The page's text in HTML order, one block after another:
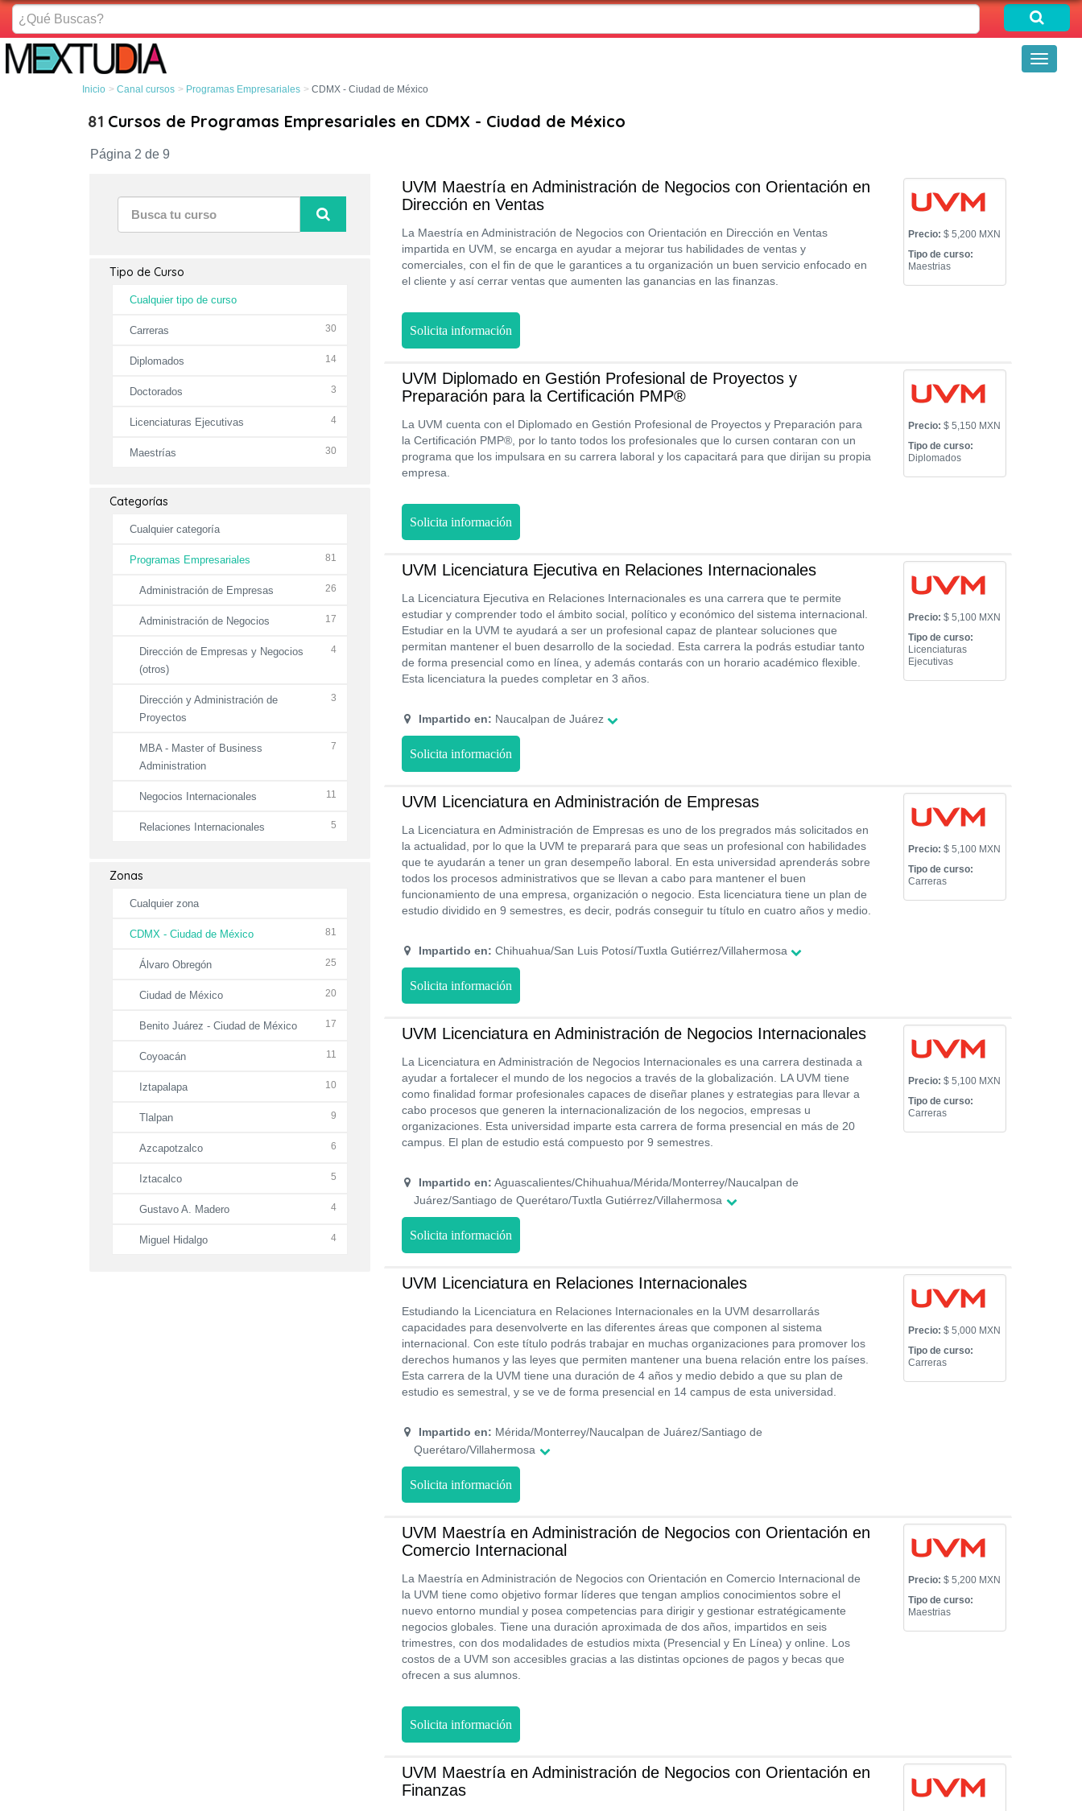
¿Qué
Buscas?
Toggle
Inicio Canal cursos Programas Empresariales CDMX - Ciudad de México
81 Cursos de Programas Empresariales en CDMX - Ciudad de México
Página 2 de 9
Tipo de Curso
Cualquier tipo de curso
Carreras 30
Diplomados 14
Doctorados 3
Licenciaturas Ejecutivas 4
Maestrías 30
Categorías
Cualquier categoría
Programas Empresariales 81
Administración de Empresas 26
Administración de Negocios 17
Dirección de Empresas y Negocios
(otros)
4
Dirección y Administración de
Proyectos
3
MBA - Master of Business
Administration
7
Negocios Internacionales 11
Relaciones Internacionales 5
Zonas
Cualquier zona
CDMX - Ciudad de México 81
Álvaro Obregón 25
Ciudad de México 20
Benito Juárez - Ciudad de México 17
Coyoacán 11
Iztapalapa 10
Tlalpan 9
Azcapotzalco 6
Iztacalco 5
Gustavo A. Madero 4
Miguel Hidalgo 4
UVM Maestría en Administración de Negocios con Orientación en
Dirección en Ventas
La Maestría en Administración de Negocios con Orientación en Dirección en Ventas
impartida en UVM, se encarga en ayudar a mejorar tus habilidades de ventas y
comerciales, con el fin de que le garantices a tu organización un buen servicio enfocado en
el cliente y así cerrar ventas que aumenten las ganancias en las finanzas.
Precio: $ 5,200 MXN
Tipo de curso:
Maestrias
Solicita información
UVM Diplomado en Gestión Profesional de Proyectos y
Preparación para la Certificación PMP®
La UVM cuenta con el Diplomado en Gestión Profesional de Proyectos y Preparación para
la Certificación PMP®, por lo tanto todos los profesionales que lo cursen contaran con un
programa que los impulsara en su carrera laboral y los capacitará para que dirijan su propia
empresa.
Precio: $ 5,150 MXN
Tipo de curso:
Diplomados
Solicita información
UVM Licenciatura Ejecutiva en Relaciones Internacionales
La Licenciatura Ejecutiva en Relaciones Internacionales es una carrera que te permite
estudiar y comprender todo el ámbito social, político y económico del sistema internacional.
Estudiar en la UVM te ayudará a ser un profesional capaz de plantear soluciones que
permitan mantener el buen desarrollo de la sociedad. Esta carrera la podrás estudiar tanto
de forma presencial como en línea, y además contarás con un horario académico flexible.
Esta licenciatura la puedes completar en 3 años.
Impartido en: Naucalpan de Juárez
Precio: $ 5,100 MXN
Tipo de curso:
Licenciaturas
Ejecutivas
Solicita información
UVM Licenciatura en Administración de Empresas
La Licenciatura en Administración de Empresas es uno de los pregrados más solicitados en
la actualidad, por lo que la UVM te preparará para que seas un profesional con habilidades
que te ayudarán a tener un gran desempeño laboral. En esta universidad aprenderás sobre
todos los procesos administrativos que se llevan a cabo para mantener el buen
funcionamiento de una empresa, organización o negocio. Esta licenciatura tiene un plan de
estudio dividido en 9 semestres, es decir, podrás conseguir tu título en cuatro años y medio.
Impartido en: Chihuahua/San Luis Potosí/Tuxtla Gutiérrez/Villahermosa
Precio: $ 5,100 MXN
Tipo de curso:
Carreras
Solicita información
UVM Licenciatura en Administración de Negocios Internacionales
La Licenciatura en Administración de Negocios Internacionales es una carrera destinada a
ayudar a fortalecer el mundo de los negocios a través de la globalización. LA UVM tiene
como finalidad formar profesionales capaces de diseñar planes y estrategias para llevar a
cabo procesos que generen la internacionalización de los negocios, empresas u
organizaciones. Esta universidad imparte esta carrera de forma presencial en más de 20
campus. El plan de estudio está compuesto por 9 semestres.
Impartido en: Aguascalientes/Chihuahua/Mérida/Monterrey/Naucalpan de
Juárez/Santiago de Querétaro/Tuxtla Gutiérrez/Villahermosa
Precio: $ 5,100 MXN
Tipo de curso:
Carreras
Solicita información
UVM Licenciatura en Relaciones Internacionales
Estudiando la Licenciatura en Relaciones Internacionales en la UVM desarrollarás
capacidades para desenvolverte en las diferentes áreas que componen al sistema
internacional. Con este título podrás trabajar en muchas organizaciones para promover los
derechos humanos y las leyes que permiten mantener una buena relación entre los países.
Esta carrera de la UVM tiene una duración de 4 años y medio debido a que su plan de
estudio es semestral, y se ve de forma presencial en 14 campus de esta universidad.
Impartido en: Mérida/Monterrey/Naucalpan de Juárez/Santiago de
Querétaro/Villahermosa
Precio: $ 5,000 MXN
Tipo de curso:
Carreras
Solicita información
UVM Maestría en Administración de Negocios con Orientación en
Comercio Internacional
La Maestría en Administración de Negocios con Orientación en Comercio Internacional de
la UVM tiene como objetivo formar líderes que tengan amplios conocimientos sobre el
nuevo entorno mundial y posea competencias para dirigir y gestionar estratégicamente
negocios globales. Tiene una duración aproximada de dos años, impartidos en seis
trimestres, con dos modalidades de estudios mixta (Presencial y En Línea) y online. Los
costos de a UVM son accesibles gracias a las distintas opciones de pagos y becas que
ofrecen a sus alumnos.
Precio: $ 5,200 MXN
Tipo de curso:
Maestrias
Solicita información
UVM Maestría en Administración de Negocios con Orientación en
Finanzas